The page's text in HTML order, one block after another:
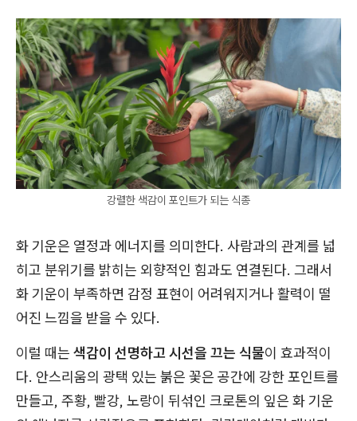
강렬한 색감이 포인트가 되는 식종
화 기운은 열정과 에너지를 의미한다. 사람과의 관계를 넓
히고 분위기를 밝히는 외향적인 힘과도 연결된다. 그래서
화 기운이 부족하면 감정 표현이 어려워지거나 활력이 떨
어진 느낌을 받을 수 있다.
이럴 때는 색감이 선명하고 시선을 끄는 식물이 효과적이
다. 안스리움의 광택 있는 붉은 꽃은 공간에 강한 포인트를
만들고, 주황, 빨강, 노랑이 뒤섞인 크로톤의 잎은 화 기운